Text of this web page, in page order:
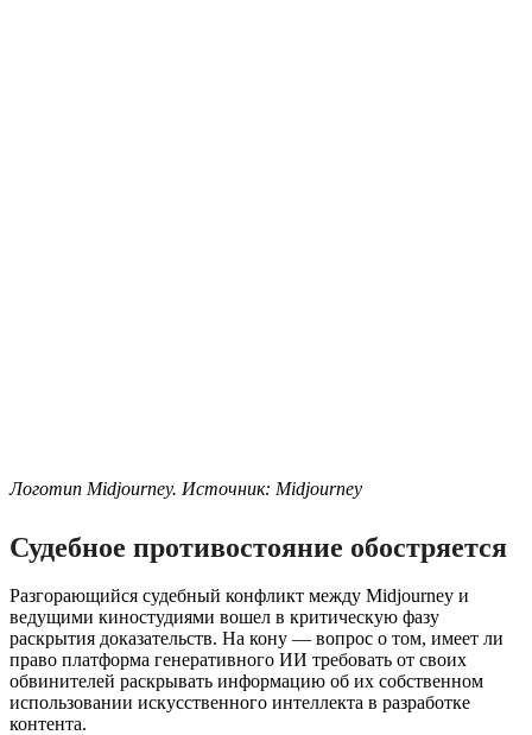
Логотип Midjourney. Источник: Midjourney
Судебное противостояние обостряется
Разгорающийся судебный конфликт между Midjourney и
ведущими киностудиями вошел в критическую фазу
раскрытия доказательств. На кону — вопрос о том, имеет ли
право платформа генеративного ИИ требовать от своих
обвинителей раскрывать информацию об их собственном
использовании искусственного интеллекта в разработке
контента.